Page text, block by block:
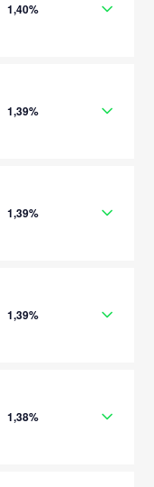
1,40%
1,39%
1,39%
1,39%
1,38%